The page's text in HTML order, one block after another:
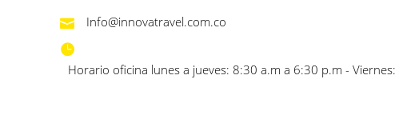
Info@innovatravel.com.co
Horario oficina lunes a jueves: 8:30 a.m a 6:30 p.m -